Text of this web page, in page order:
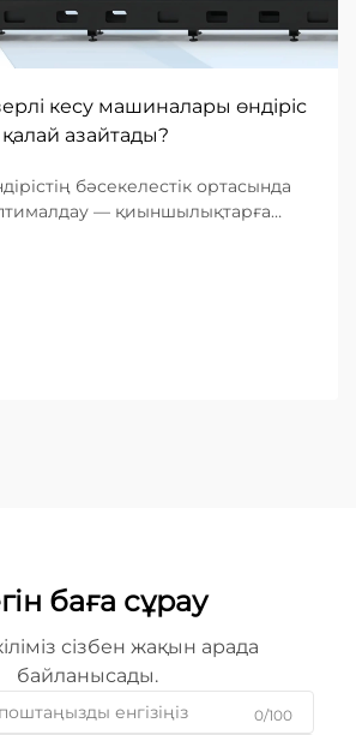
кесу машиналары өндіріс
азайтады?
бәсекелестік ортасында
— қиыншылықтарға
өңдеуге маманданған B2B
баға сұрау
сізбен жақын арада
байланысады.
0/100